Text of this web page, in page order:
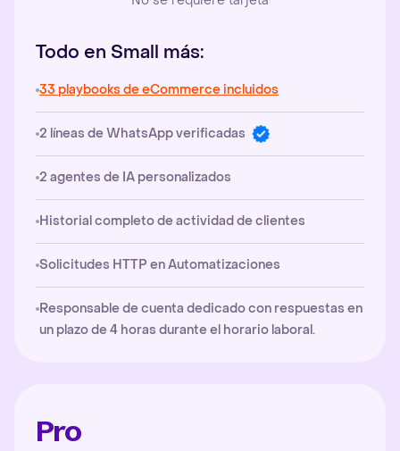
Todo en Small más:
33 playbooks de eCommerce incluidos
2 líneas de WhatsApp verificadas
2 agentes de IA personalizados
Historial completo de actividad de clientes
Solicitudes HTTP en Automatizaciones
Responsable de cuenta dedicado con respuestas en
un plazo de 4 horas durante el horario laboral.
Pro